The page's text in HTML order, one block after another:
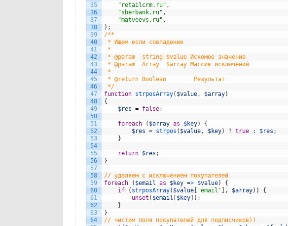
35
36
37
38
39
40
41
42
43
44
45
46
47
48
49
50
51
52
53
54
55
56
57
58
59
60
61
62
63
64
"retailcrm.ru" ,
"sberbank.ru" ,
"matveevs.ru" ,
) ;
/**
* Ищем если совпадение
*
* @param  string $value Искомое значение
* @param  Array  $array Массив исключений
*
* @return Boolean        Результат
*/
function strposArray( $value, $array)
{
$res = false;
foreach ( $array as $key)
{
$res = strpos ( $value, $key) ? true : $res ;
}
return $res ;
}
// удаляем с исключением покупателей
foreach
( $email as $key => $value)
{
if
( strposArray( $value[ 'email' , $array) )
{
unset ( $email $key] ) ;
}
}
// чистим поля покупателей для подписчиков))